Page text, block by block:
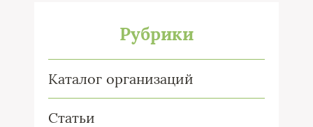
Рубрики
Каталог организаций
Статьи